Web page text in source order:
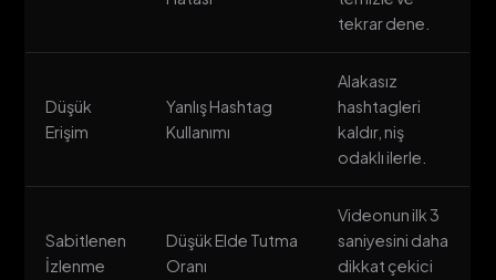
tekrar dene.
Düşük
Erişim
Yanlış Hashtag
Kullanımı
Alakasız
hashtagleri
kaldır, niş
odaklı ilerle.
Sabitlenen
İzlenme
Düşük Elde Tutma
Oranı
Videonun ilk 3
saniyesini daha
dikkat çekici